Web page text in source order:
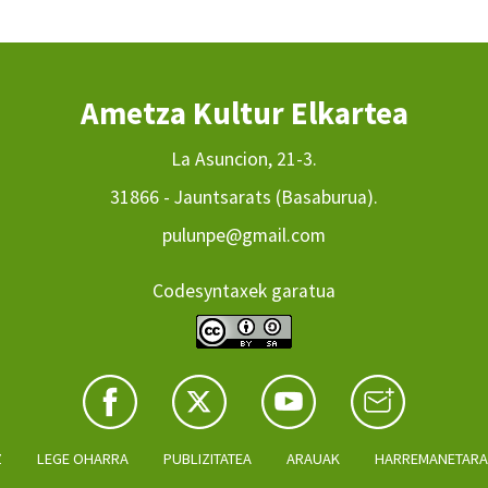
Ametza Kultur Elkartea
La Asuncion, 21-3.
31866 - Jauntsarats (Basaburua).
pulunpe@gmail.com
Codesyntaxek garatua
LEGE OHARRA PUBLIZITATEA ARAUAK